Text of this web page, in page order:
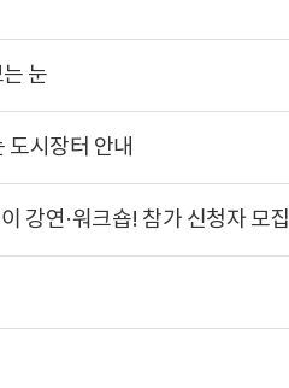
눈
도시장터 안내
강연·워크숍! 참가 신청자 모집